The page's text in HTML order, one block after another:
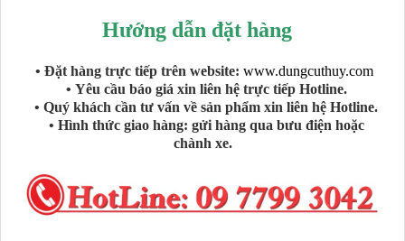
Hướng dẫn đặt hàng
• Đặt hàng trực tiếp trên website: www.dungcuthuy.com
• Yêu cầu báo giá xin liên hệ trực tiếp Hotline.
• Quý khách cần tư vấn về sản phẩm xin liên hệ Hotline.
• Hình thức giao hàng: gửi hàng qua bưu điện hoặc
chành xe.